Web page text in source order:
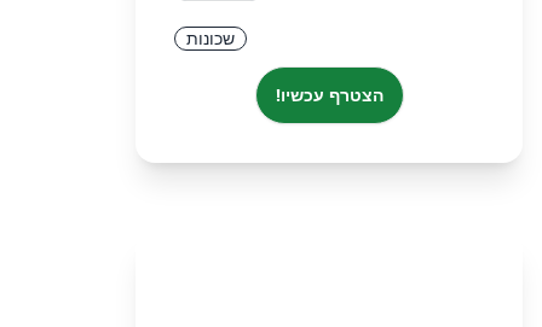
שכונות
הצטרף עכשיו!